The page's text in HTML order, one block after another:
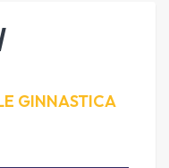
GINNASTICA